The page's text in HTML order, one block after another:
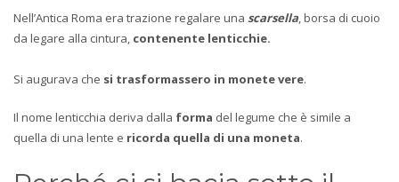
Nell’Antica Roma era trazione regalare una scarsella , borsa di cuoio
da legare alla cintura, contenente lenticchie.
Si augurava che si trasformassero in monete vere.
Il nome lenticchia deriva dalla forma del legume che è simile a
quella di una lente e ricorda quella di una moneta.